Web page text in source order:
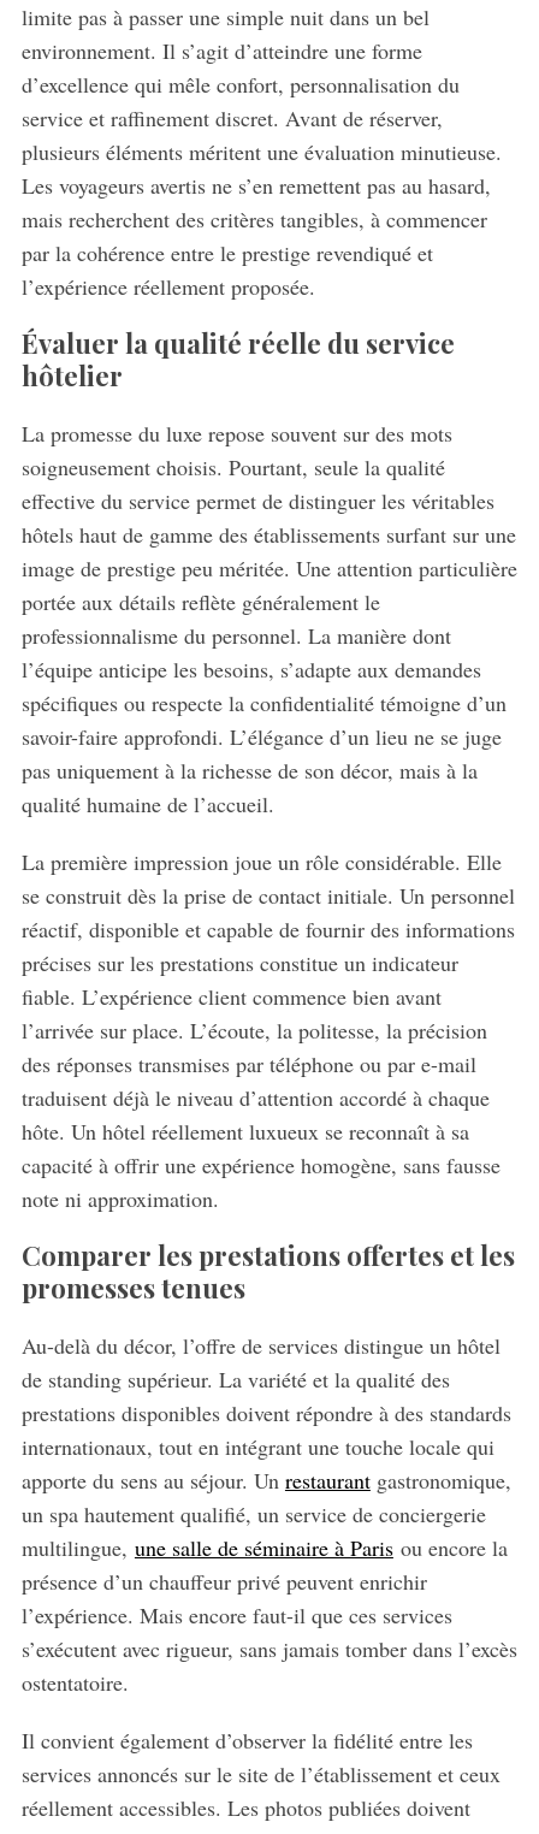
limite pas à passer une simple nuit dans un bel
environnement. Il s’agit d’atteindre une forme
d’excellence qui mêle confort, personnalisation du
service et raffinement discret. Avant de réserver,
plusieurs éléments méritent une évaluation minutieuse.
Les voyageurs avertis ne s’en remettent pas au hasard,
mais recherchent des critères tangibles, à commencer
par la cohérence entre le prestige revendiqué et
l’expérience réellement proposée.
Évaluer la qualité réelle du service
hôtelier
La promesse du luxe repose souvent sur des mots
soigneusement choisis. Pourtant, seule la qualité
effective du service permet de distinguer les véritables
hôtels haut de gamme des établissements surfant sur une
image de prestige peu méritée. Une attention particulière
portée aux détails reflète généralement le
professionnalisme du personnel. La manière dont
l’équipe anticipe les besoins, s’adapte aux demandes
spécifiques ou respecte la confidentialité témoigne d’un
savoir-faire approfondi. L’élégance d’un lieu ne se juge
pas uniquement à la richesse de son décor, mais à la
qualité humaine de l’accueil.
La première impression joue un rôle considérable. Elle
se construit dès la prise de contact initiale. Un personnel
réactif, disponible et capable de fournir des informations
précises sur les prestations constitue un indicateur
fiable. L’expérience client commence bien avant
l’arrivée sur place. L’écoute, la politesse, la précision
des réponses transmises par téléphone ou par e-mail
traduisent déjà le niveau d’attention accordé à chaque
hôte. Un hôtel réellement luxueux se reconnaît à sa
capacité à offrir une expérience homogène, sans fausse
note ni approximation.
Comparer les prestations offertes et les
promesses tenues
Au-delà du décor, l’offre de services distingue un hôtel
de standing supérieur. La variété et la qualité des
prestations disponibles doivent répondre à des standards
internationaux, tout en intégrant une touche locale qui
apporte du sens au séjour. Un restaurantgastronomique,
un spa hautement qualifié, un service de conciergerie
multilingue, une salle de séminaire à Parisou encore la
présence d’un chauffeur privé peuvent enrichir
l’expérience. Mais encore faut-il que ces services
s’exécutent avec rigueur, sans jamais tomber dans l’excès
ostentatoire.
Il convient également d’observer la fidélité entre les
services annoncés sur le site de l’établissement et ceux
réellement accessibles. Les photos publiées doivent
S
a
r
h